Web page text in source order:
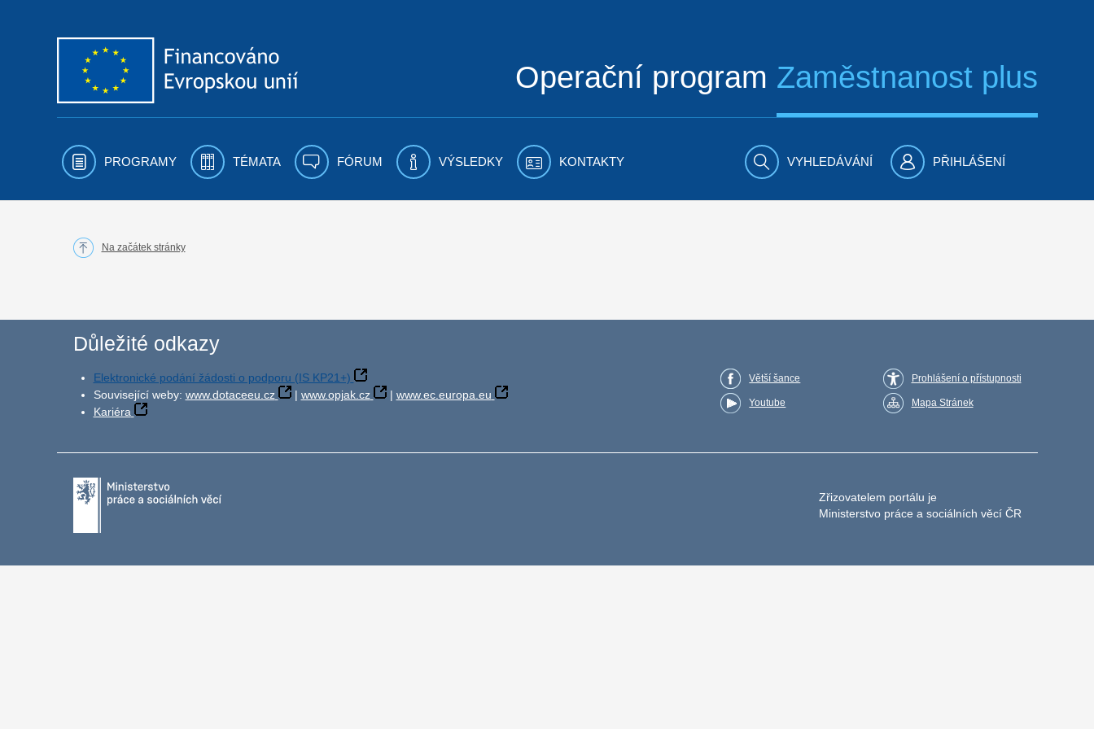
Operační program Zaměstnanost plus
PROGRAMY TÉMATA FÓRUM VÝSLEDKY KONTAKTY VYHLEDÁVÁNÍ PŘIHLÁŠENÍ
Na začátek stránky
Důležité odkazy
Elektronické podání žádosti o podporu (IS KP21+)
Související weby: www.dotaceeu.cz | www.opjak.cz | www.ec.europa.eu
Kariéra
Větší šance
Youtube
Prohlášení o přístupnosti
Mapa Stránek
Zřizovatelem portálu je
Ministerstvo práce a sociálních věcí ČR